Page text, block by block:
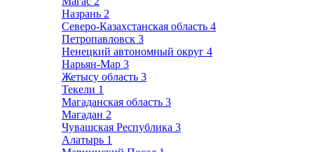
Назрань 2
Северо-Казахстанская область 4
Петропавловск 3
Ненецкий автономный округ 4
Нарьян-Мар 3
Жетысу область 3
Текели 1
Магаданская область 3
Магадан 2
Чувашская Республика 3
Алатырь 1